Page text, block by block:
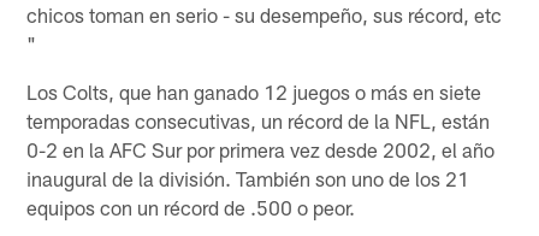
chicos toman en serio - su desempeño, sus récord, etc
"
Los Colts, que han ganado 12 juegos o más en siete
temporadas consecutivas, un récord de la NFL, están
0-2 en la AFC Sur por primera vez desde 2002, el año
inaugural de la división. También son uno de los 21
equipos con un récord de .500 o peor.